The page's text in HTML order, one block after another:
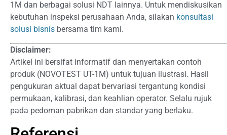
1M dan berbagai solusi NDT lainnya. Untuk mendiskusikan
kebutuhan inspeksi perusahaan Anda, silakan konsultasi
solusi bisnis bersama tim kami.
Disclaimer:
Artikel ini bersifat informatif dan menyertakan contoh
produk (NOVOTEST UT-1M) untuk tujuan ilustrasi. Hasil
pengukuran aktual dapat bervariasi tergantung kondisi
permukaan, kalibrasi, dan keahlian operator. Selalu rujuk
pada pedoman pabrikan dan standar yang berlaku.